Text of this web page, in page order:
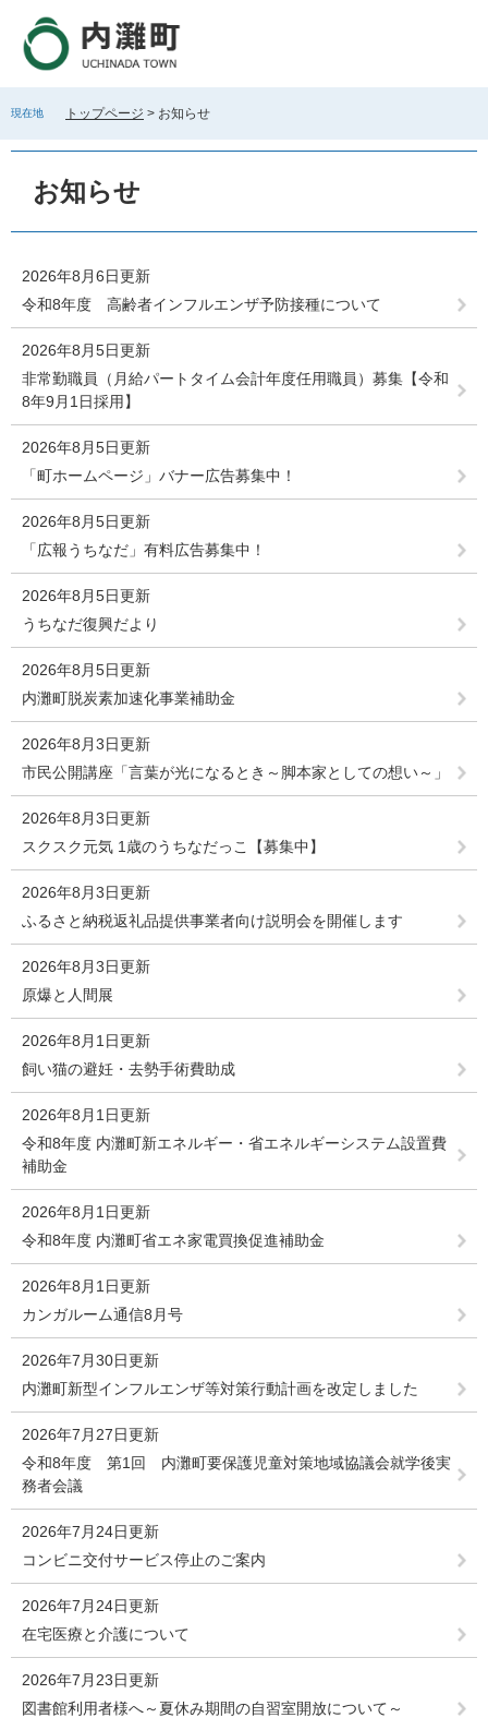
で
ば
現在地 トップページ > お知らせ
お知らせ
2026年8月6日更新
令和8年度 高齢者インフルエンザ予防接種について
2026年8月5日更新
非常勤職員（月給パートタイム会計年度任用職員）募集【令和
8年9月1日採用】
2026年8月5日更新
「町ホームページ」バナー広告募集中！
2026年8月5日更新
「広報うちなだ」有料広告募集中！
2026年8月5日更新
うちなだ復興だより
2026年8月5日更新
内灘町脱炭素加速化事業補助金
2026年8月3日更新
市民公開講座「言葉が光になるとき～脚本家としての想い～」
2026年8月3日更新
スクスク元気 1歳のうちなだっこ【募集中】
2026年8月3日更新
ふるさと納税返礼品提供事業者向け説明会を開催します
2026年8月3日更新
原爆と人間展
2026年8月1日更新
飼い猫の避妊・去勢手術費助成
2026年8月1日更新
令和8年度 内灘町新エネルギー・省エネルギーシステム設置費
補助金
2026年8月1日更新
令和8年度 内灘町省エネ家電買換促進補助金
2026年8月1日更新
カンガルーム通信8月号
2026年7月30日更新
内灘町新型インフルエンザ等対策行動計画を改定しました
2026年7月27日更新
令和8年度 第1回 内灘町要保護児童対策地域協議会就学後実
務者会議
2026年7月24日更新
コンビニ交付サービス停止のご案内
2026年7月24日更新
在宅医療と介護について
2026年7月23日更新
図書館利用者様へ～夏休み期間の自習室開放について～